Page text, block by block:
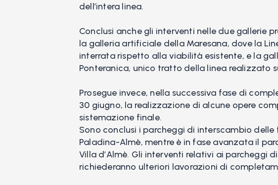
dell’intera linea.
Conclusi anche gli interventi nelle due gallerie
la galleria artificiale della Maresana, dove la
interrata rispetto alla viabilità esistente, e la
Ponteranica, unico tratto della linea realizzato
Prosegue invece, nella successiva fase di
30 giugno, la realizzazione di alcune opere
sistemazione finale.
Sono conclusi i parcheggi di interscambio delle
Paladina-Almè, mentre è in fase avanzata il
Villa d’Almè. Gli interventi relativi ai parcheggi
richiederanno ulteriori lavorazioni di